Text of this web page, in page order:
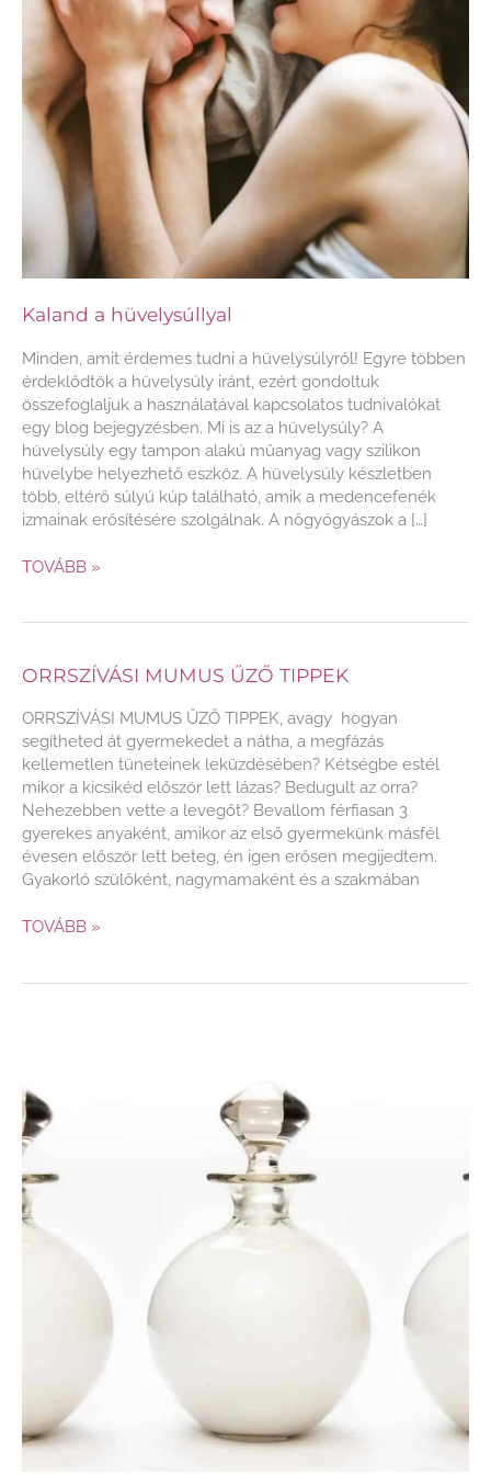
Kaland a hüvelysúllyal
Minden, amit érdemes tudni a hüvelysúlyról! Egyre többen
érdeklődtök a hüvelysúly iránt, ezért gondoltuk
összefoglaljuk a használatával kapcsolatos tudnivalókat
egy blog bejegyzésben. Mi is az a hüvelysúly? A
hüvelysúly egy tampon alakú műanyag vagy szilikon
hüvelybe helyezhető eszköz. A hüvelysúly készletben
több, eltérő súlyú kúp található, amik a medencefenék
izmainak erősítésére szolgálnak. A nőgyógyászok a […]
TOVÁBB »
ORRSZÍVÁSI MUMUS ŰZŐ TIPPEK
ORRSZÍVÁSI MUMUS ŰZŐ TIPPEK, avagy hogyan
segítheted át gyermekedet a nátha, a megfázás
kellemetlen tüneteinek leküzdésében? Kétségbe estél
mikor a kicsikéd először lett lázas? Bedugult az orra?
Nehezebben vette a levegőt? Bevallom férfiasan 3
gyerekes anyaként, amikor az első gyermekünk másfél
évesen először lett beteg, én igen erősen megijedtem.
Gyakorló szülőként, nagymamaként és a szakmában
ORRSZÍVÁSI
ŰZŐ
TIPPEK
TOVÁBB »